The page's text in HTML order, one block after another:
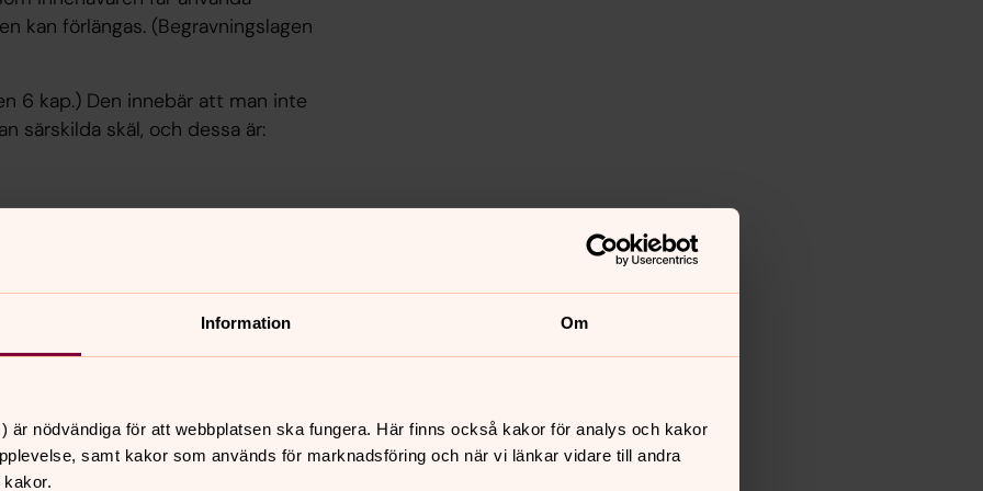
Information Om
är nödvändiga för att webbplatsen ska fungera. Här finns också kakor för analys och kakor
samt kakor som används för marknadsföring och när vi länkar vidare till andra
kan förlängas. (Begravningslagen
6 kap.) Den innebär att man inte
särskilda skäl, och dessa är:
Och för gravar som är riktigt gamla,
(se nedan).
där man gjort ombyggnationer,
hittades runt 1958-1962 cirka 460